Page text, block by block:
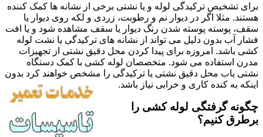
برای تشخیص ترکیدگی لوله و یا نشتی برخی از نشانه ها کمک کننده
هستند. مثلا اگر در دیوار نم و رطوبت، زردی و لکه روی دیوار یا
سقف، پوسته پوسته شدن رنگ دیوار یا سقف مشاهده شود و یا افت
فشار آب بدون دلیل می تواند از نشانه های ترکیدگی یا نشت لوله
کشی باشد. امروزه برای پیدا کردن محل دقیق نشتی از تجهیزات
مدرن استفاده می شود. متخصصان لوله کشی با کمک دستگاه
نشتی یاب محل دقیق نشتی یا ترکیدگی را مشخص خواهند کرد بدون
اینکه به کنده کاری و خرابی نیاز باشد.
چگونه گرفتگی لوله کشی را
برطرق کنیم؟